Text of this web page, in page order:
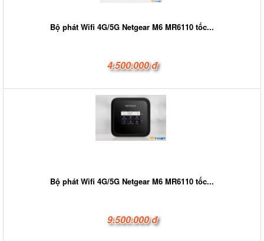
Bộ phát Wifi 4G/5G Netgear M6 MR6110 tốc...
4.500.000 đ
Bộ phát Wifi 4G/5G Netgear M6 MR6110 tốc...
9.500.000 đ